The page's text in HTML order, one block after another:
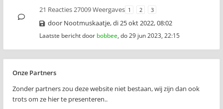
21 Reacties 27009 Weergaves 1 2 3
door Nootmuskaatje,di 25 okt 2022, 08:02
Laatste bericht door bobbee, do 29 jun 2023, 22:15
Onze Partners
Zonder partners zou deze website niet bestaan, wij zijn dan ook
trots om ze hier te presenteren..